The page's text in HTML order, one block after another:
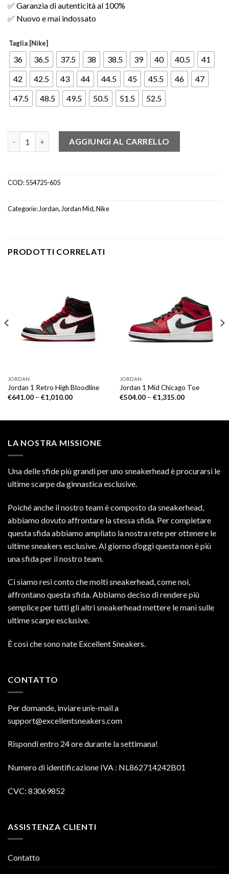
✅ Garanzia di autenticità al 100%
✅ Nuovo e mai indossato
Taglia [Nike]
36 36.5 37.5 38 38.5 39 40 40.5
41
42
42.5 43 44 44.5 45 45.5 46
47
47.5
48.5 49.5 50.5 51.5 52.5
AGGIUNGI AL CARRELLO
COD:554725-605
Categorie:Jordan,Jordan Mid,Nike
PRODOTTI CORRELATI
JORDAN
Jordan 1 Retro High Bloodline
€641.00– €1,010.00
JORDAN
Jordan 1 Mid Chicago Toe
€504.00– €1,315.00
LA NOSTRA MISSIONE
Una delle sfide più grandi per uno sneakerhead è procurarsi le
ultime scarpe da ginnastica esclusive.
Poiché anche il nostro team è composto da sneakerhead,
abbiamo dovuto affrontare la stessa sfida. Per completare
questa sfida abbiamo ampliato la nostra rete per ottenere le
ultime sneakers esclusive. Al giorno d’oggi questa non è più
una sfida per il nostro team.
Ci siamo resi conto che molti sneakerhead, come noi,
affrontano questa sfida. Abbiamo deciso di rendere più
semplice per tutti gli altri sneakerhead mettere le mani sulle
ultime scarpe esclusive.
È così che sono nate Excellent Sneakers.
CONTATTO
Per domande, inviare un’e-mail a
support@excellentsneakers.com
Rispondi entro 24 ore durante la settimana!
Numero di identificazione IVA : NL862714242B01
CVC: 83069852
ASSISTENZA CLIENTI
Contatto